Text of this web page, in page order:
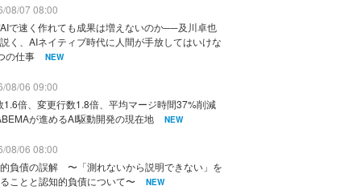
08/07 08:00
で速く作れても成果は増えないのか──及川卓也
く、AIネイティブ時代に人間が手放してはいけな
の仕事
NEW
08/06 09:00
1.6倍、変更行数1.8倍、平均マージ時間37%削減
が進めるAI駆動開発の現在地
NEW
08/06 08:00
負債の誤解 〜「測れないから説明できない」を
ことと認知的負債について〜
NEW